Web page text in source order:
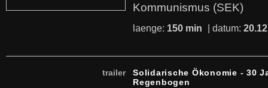
Kommunismus (SEK)
laenge: 150 min | datum:
trailer
Solidarische Ökonomie - 30
Regenbogen